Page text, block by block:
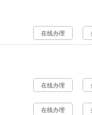
在线办理
在线办理
在线办理